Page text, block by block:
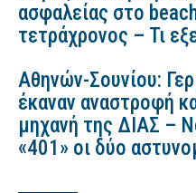
ασφαλείας στο
τετράχρονος – Τι
Αθηνών-Σουνίου:
έκαναν αναστροφή
μηχανή της ΔΙΑΣ –
«401» οι δύο